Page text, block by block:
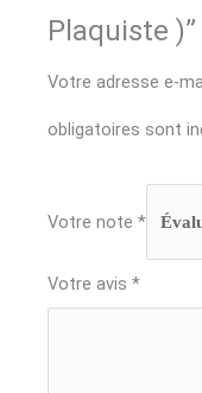
Plaquiste )”
Votre adresse e-
obligatoires sont
Votre note *
Votre avis *